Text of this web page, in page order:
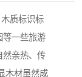
质标识标
等一些旅游
然亲热、传
木材虽然成